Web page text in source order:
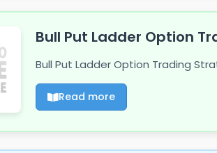
Bull Put Ladder Option
Bull Put Ladder Option Trading
Read more